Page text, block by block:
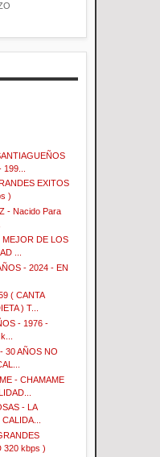
EXITOS
)
- Nacido Para
DE LOS
...
- 2024 - EN
( CANTA
) T...
- 1976 -
30 AÑOS NO
- CHAMAME
- LA
CALIDA...
320 kbps )